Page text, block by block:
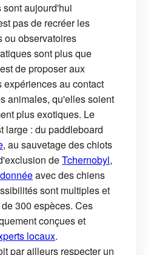
aujourd'hui
pas de recréer les
ou observatoires
sont plus que
de proposer aux
au contact
animales, qu'elles soient
plus exotiques. Le
large : du paddleboard
, au sauvetage des chiots
deTchernobyl,
avec des chiens
sont multiples et
300 espèces. Ces
conçues et
locaux.
par ailleurs respecter un